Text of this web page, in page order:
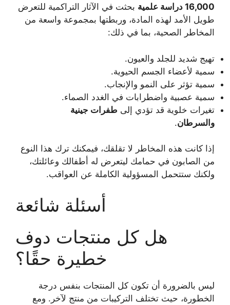
16,000 دراسة علمية
بحثت في الآثار التراكمية للتعرض
طويل الأمد لهذه المادة، وربطتها بمجموعة واسعة من
المخاطر الصحية، بما في ذلك:
تهيج شديد للجلد والعيون.
سمية لأعضاء الجسم الحيوية.
سمية تؤثر على النمو والإنجاب.
سمية عصبية واضطرابات في الغدد الصماء.
تغيرات خلوية قد تؤدي إلى طفرات جينية
والسرطان.
إذا كانت هذه المخاطر لا تقلقك، فيمكنك ترك هذا النوع
من الصابون في حمامك ليتعرض له أطفالك وعائلتك،
ولكنك ستتحمل المسؤولية الكاملة عن العواقب.
أسئلة شائعة
هل كل منتجات دوف
خطيرة حقًا؟
ليس بالضرورة أن تكون كل المنتجات بنفس درجة
الخطورة، حيث تختلف التركيبات من منتج لآخر. ومع